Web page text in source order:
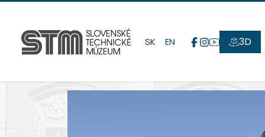
SK EN 3D